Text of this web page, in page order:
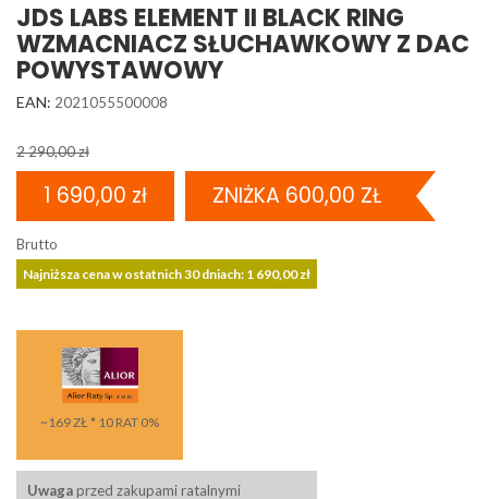
JDS LABS ELEMENT II BLACK RING
WZMACNIACZ SŁUCHAWKOWY Z DAC
POWYSTAWOWY
EAN: 2021055500008
2 290,00 zł
1 690,00 zł ZNIŻKA 600,00 ZŁ
Brutto
Najniższa cena w ostatnich 30 dniach: 1 690,00 zł
~169 ZŁ * 10 RAT 0%
Uwaga przed zakupami ratalnymi